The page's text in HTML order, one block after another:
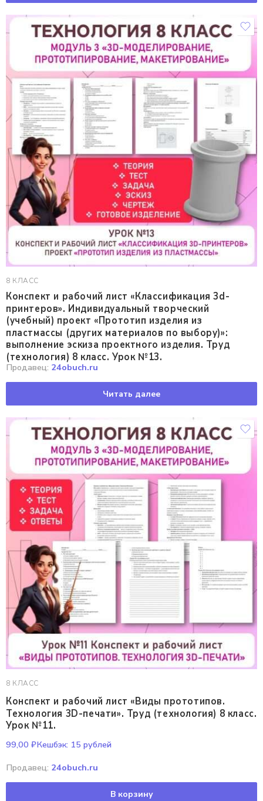
8 КЛАСС
Конспект и рабочий лист «Классификация 3d-
принтеров». Индивидуальный творческий
(учебный) проект «Прототип изделия из
пластмассы (других материалов по выбору)»:
выполнение эскиза проектного изделия. Труд
(технология) 8 класс. Урок №13.
Продавец: 24obuch.ru
Читать далее
8 КЛАСС
Конспект и рабочий лист «Виды прототипов.
Технология 3D-печати». Труд (технология) 8 класс.
Урок №11.
99,00 ₽Кешбэк: 15 рублей
Продавец: 24obuch.ru
В корзину